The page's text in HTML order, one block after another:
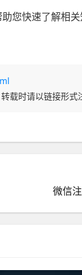
快速了解相关
载时请以链接形式